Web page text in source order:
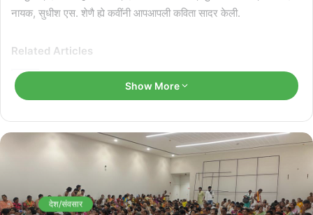
नायक, सुधीश एस. शेणै ह्ये कवींनी आपआपली कविता सादर केली.
Related Articles
कोच्चींत कोंकणी कवि संगम “पराभव – आषाढ” घडेयलें
राश्ट्रीय नाट्य महोत्सवात सादर जातलें ‘देश राग’
Show More
देश/संवसार